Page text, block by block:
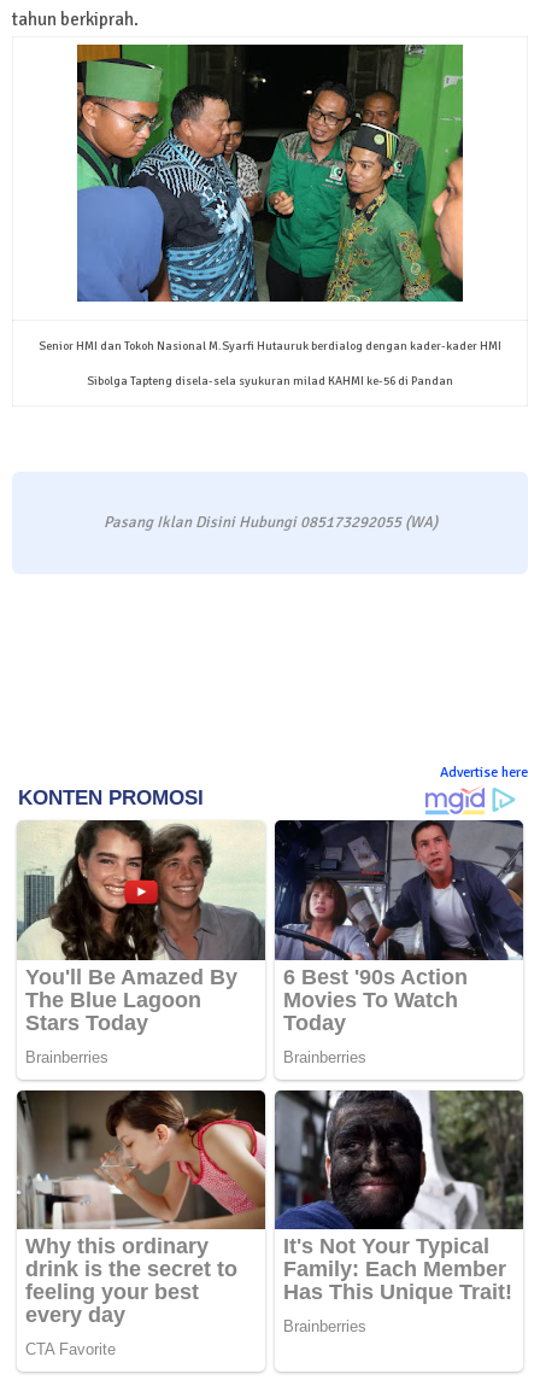
tahun berkiprah.
Senior HMI dan Tokoh Nasional M.Syarfi Hutauruk berdialog dengan kader-kader HMI
Sibolga Tapteng disela-sela syukuran milad KAHMI ke-56 di Pandan
Pasang Iklan Disini Hubungi 085173292055 (WA)
Advertise here